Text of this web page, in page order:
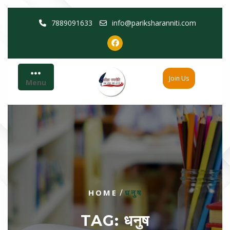
7889091633 info@pariksharanniti.com
Menu Join Us
HOME / धनुष
TAG: धनुष